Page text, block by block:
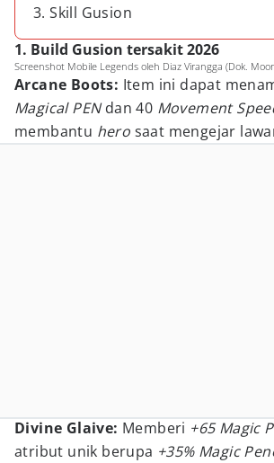
3. Skill Gusion
1. Build Gusion tersakit 2026
Screenshot Mobile Legends oleh Diaz Virangga (Dok.
Arcane Boots: Item ini dapat
Magical PENdan 40 Movement
membantu hero saat mengejar
Divine Glaive: Memberi +65 Magic
atribut unik berupa +35% Magic